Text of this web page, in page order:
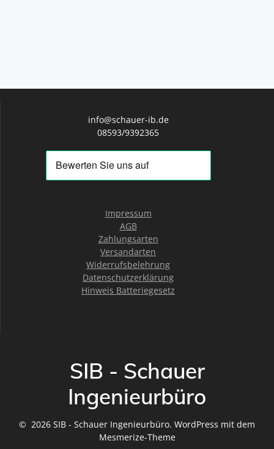
info@schauer-ib.de
08593/9392365
Impressum
AGB
Zahlungsarten
Versandarten
Widerrufsbelehrung
Datenschutzerklärung
Hinweis Batteriegesetz
SIB - Schauer
Ingenieurbüro
© 2026 SIB - Schauer Ingenieurbüro. WordPress mit dem
Mesmerize-Theme